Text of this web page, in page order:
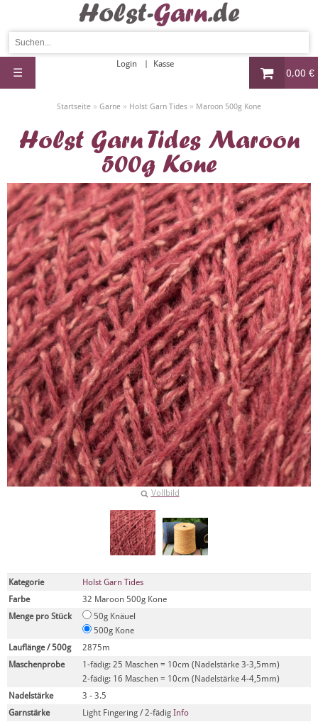
0,00 €
Login Kasse
☰
Startseite » Garne » Holst Garn Tides » Maroon 500g Kone
Holst Garn Tides Maroon
500g Kone
Vollbild
Kategorie
Holst Garn Tides
Farbe
32 Maroon 500g Kone
Menge pro Stück
50g Knäuel
500g Kone
Lauflänge / 500g
2875m
Maschenprobe
1-fädig: 25 Maschen = 10cm (Nadelstärke 3-3,5mm)
2-fädig: 16 Maschen = 10cm (Nadelstärke 4-4,5mm)
Nadelstärke
3 - 3.5
Garnstärke
Light Fingering / 2-fädig Info